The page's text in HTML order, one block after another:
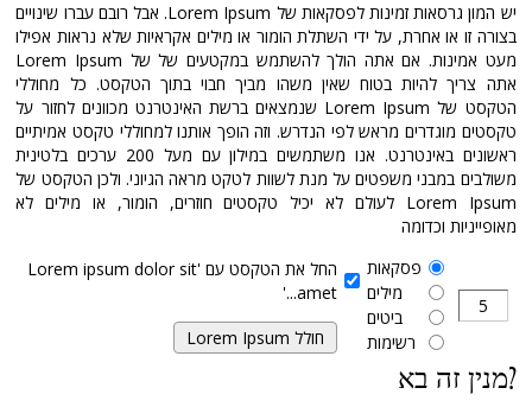
יש המון גרסאות זמינות לפסקאות של Lorem Ipsum. אבל רובם עברו שינויים
בצורה זו או אחרת, על ידי השתלת הומור או מילים אקראיות שלא נראות אפילו
מעט אמינות. אם אתה הולך להשתמש במקטעים של של Lorem Ipsum
אתה צריך להיות בטוח שאין משהו מביך חבוי בתוך הטקסט. כל מחוללי
הטקסט של Lorem Ipsum שנמצאים ברשת האינטרנט מכוונים לחזור על
טקסטים מוגדרים מראש לפי הנדרש. וזה הופך אותנו למחוללי טקסט אמיתיים
ראשונים באינטרנט. אנו משתמשים במילון עם מעל 200 ערכים בלטינית
משולבים במבני משפטים על מנת לשוות לטקט מראה הגיוני. ולכן הטקסט של
Lorem Ipsum לעולם לא יכיל טקסטים חוזרים, הומור, או מילים לא
מאופייניות וכדומה
החל את הטקסט עם 'Lorem ipsum dolor sit
amet...'
פסקאות
מילים
ביטים
רשימות
מנין זה בא?